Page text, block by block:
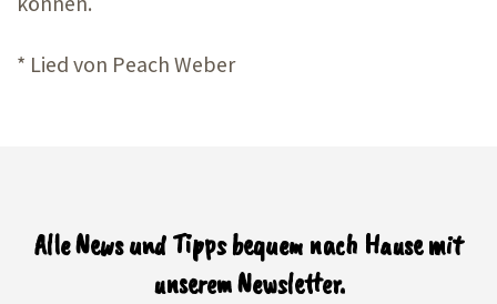
* Lied von Peach Weber
Alle News und Tipps bequem nach Hause mit
unserem Newsletter.